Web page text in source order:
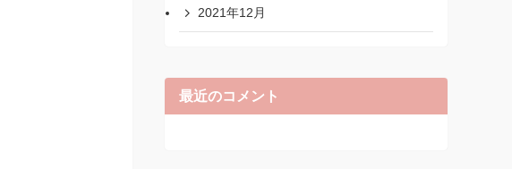
2021年12月
最近のコメント